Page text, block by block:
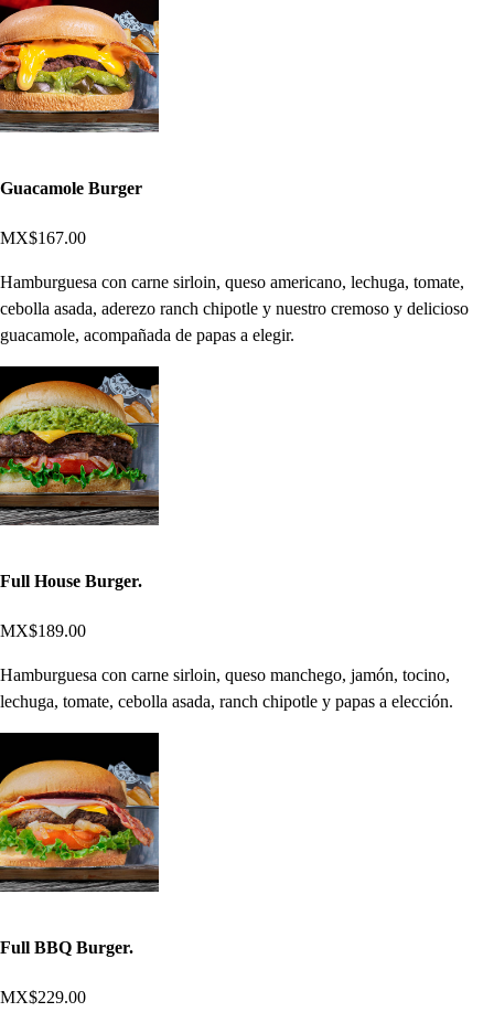
Guacamole Burger
MX$167.00
Hamburguesa con carne sirloin, queso americano, lechuga, tomate,
cebolla asada, aderezo ranch chipotle y nuestro cremoso y delicioso
guacamole, acompañada de papas a elegir.
Full House Burger.
MX$189.00
Hamburguesa con carne sirloin, queso manchego, jamón, tocino,
lechuga, tomate, cebolla asada, ranch chipotle y papas a elección.
Full BBQ Burger.
MX$229.00